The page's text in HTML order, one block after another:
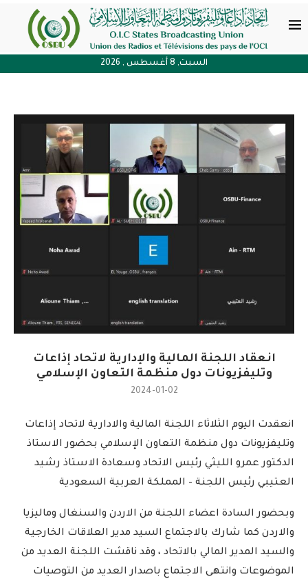
السبت, 8 أغسطس , 2026
انعقاد اللجنة المالية والإدارية لاتحاد إذاعات
وتليفزيونات دول منظمة التعاون الإسلامي
2024-01-02
انعقدت اليوم الثلاثاء اللجنة المالية والادارية لاتحاد إذاعات
وتليفزيونات دول منظمة التعاون الإسلامي بحضور الاستاذ
الدكتور عمرو الليثي رئيس الاتحاد وسعادة الاستاذ رشيد
العتيبي رئيس اللجنة – المملكة العربية السعودية
وبحضور السادة اعضاء اللجنة من الاردن والسنغال وماليزيا
والاردن كما شارك بالاجتماع السيد مدير العلاقات الخارجية
والسيد المدير المالي بالاتحاد ، وقد ناقشت اللجنة العديد من
الموضوعات وانتهى الاجتماع باصدار العديد من التوصيات